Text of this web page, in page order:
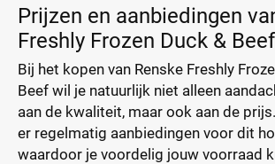
Prijzen en aanbiedingen
Freshly Frozen Duck & Beef
Bij het kopen van Renske Freshly
Beef wil je natuurlijk niet alleen
aan de kwaliteit, maar ook aan de
er regelmatig aanbiedingen voor dit
waardoor je voordelig jouw voorraad